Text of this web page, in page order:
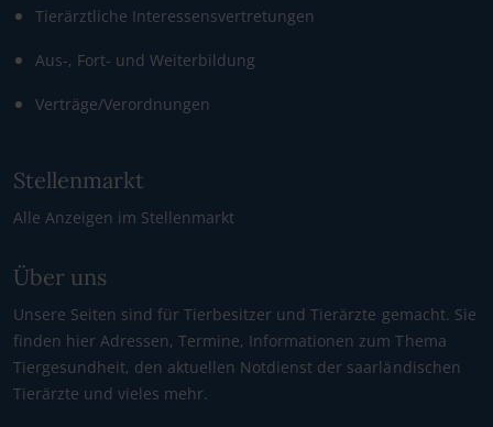
Tierärztliche Interessensvertretungen
Aus-, Fort- und Weiterbildung
Verträge/Verordnungen
Stellenmarkt
Alle Anzeigen im Stellenmarkt
Über uns
Unsere Seiten sind für Tierbesitzer und Tierärzte gemacht. Sie
finden hier Adressen, Termine, Informationen zum Thema
Tiergesundheit, den aktuellen Notdienst der saarländischen
Tierärzte und vieles mehr.